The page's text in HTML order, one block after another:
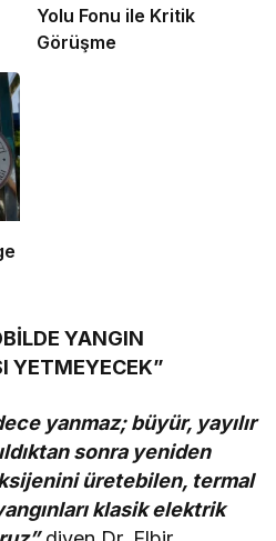
Yolu Fonu ile Kritik
Görüşme
YANGIN
YETMEYECEK”
yanmaz; büyür, yayılır
sonra yeniden
üretebilen, termal
klasik elektrik